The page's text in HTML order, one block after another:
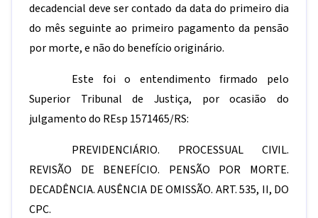
decadencial deve ser contado da data do primeiro dia
do mês seguinte ao primeiro pagamento da pensão
por morte, e não do benefício originário.
Este foi o entendimento firmado pelo
Superior Tribunal de Justiça, por ocasião do
julgamento do REsp 1571465/RS:
PREVIDENCIÁRIO. PROCESSUAL CIVIL.
REVISÃO DE BENEFÍCIO. PENSÃO POR MORTE.
DECADÊNCIA. AUSÊNCIA DE OMISSÃO. ART. 535, II, DO
CPC.